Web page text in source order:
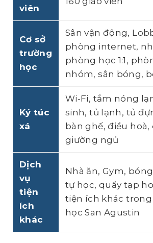
viên
Cơ sở
trường
học
Sân vận động,
phòng internet,
phòng học 1:1,
nhóm, sân bóng,
Ký túc
xá
Wi-Fi, tắm nóng
sinh, tủ lạnh, tủ
bàn ghế, điều hoà,
giường ngủ
Dịch
vụ
tiện
ích
khác
Nhà ăn, Gym,
tự học, quầy tạp
tiện ích khác
học San Agustin